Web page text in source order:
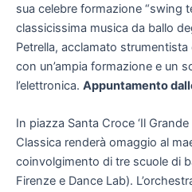
sua celebre formazione “swing
classicissima musica da ballo
Petrella, acclamato
con un’ampia formazione e un
l’elettronica. Appuntamento
In piazza Santa Croce ‘Il
Classica renderà omaggio al
coinvolgimento di tre scuole di
Firenze e Dance Lab).